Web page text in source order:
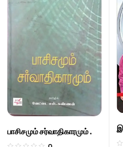
பாசிசமும் சர்வாதிகாரமும் .